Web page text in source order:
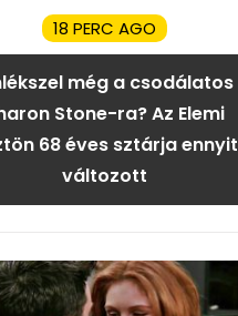
18 PERC AGO
még a csodálatos
Stone-ra? Az Elemi
68 éves sztárja ennyit
változott